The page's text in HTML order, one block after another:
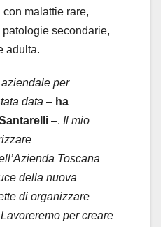
malattie rare,
secondarie,
adulta.
per
data – ha
–. Il mio
Toscana
della nuova
di organizzare
per creare